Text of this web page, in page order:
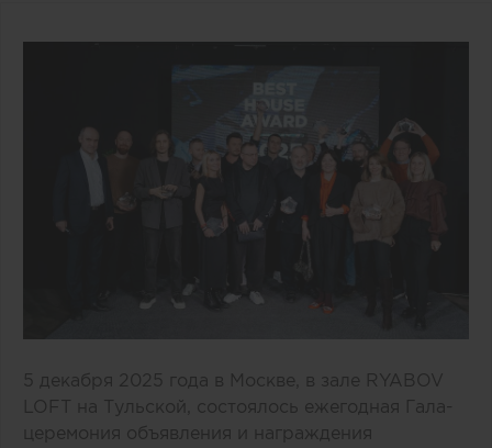
5 декабря 2025 года в Москве, в зале RYABOV
LOFT на Тульской, состоялось ежегодная Гала-
церемония объявления и награждения